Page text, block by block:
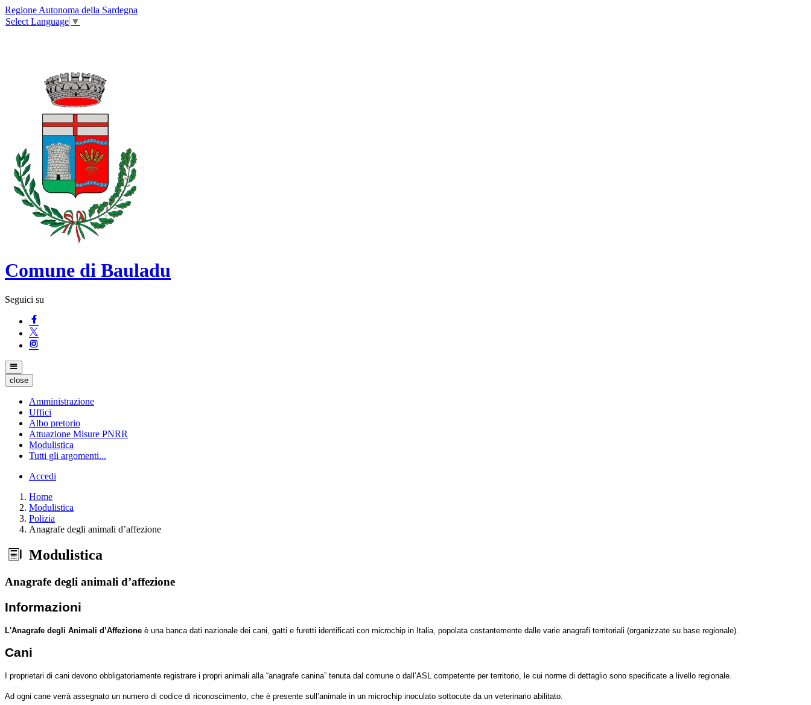
Regione Autonoma della Sardegna
Select Language ▼
Comune di Bauladu
Seguici su
close
Amministrazione
Uffici
Albo pretorio
Attuazione Misure PNRR
Modulistica
Tutti gli argomenti...
Accedi
Home
Modulistica
Polizia
Anagrafe degli animali d’affezione
Modulistica
Anagrafe degli animali d’affezione
Informazioni
L'Anagrafe degli Animali d’Affezione è una banca dati nazionale dei cani, gatti e furetti identificati con microchip in Italia, popolata costantemente dalle varie anagrafi territoriali (organizzate su base regionale).
Cani
I proprietari di cani devono obbligatoriamente registrare i propri animali alla “anagrafe canina” tenuta dal comune o dall’ASL competente per territorio, le cui norme di dettaglio sono specificate a livello regionale.
Ad ogni cane verrà assegnato un numero di codice di riconoscimento, che è presente sull’animale in un microchip inoculato sottocute da un veterinario abilitato.